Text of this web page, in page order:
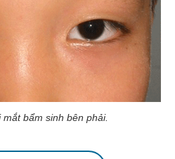
bẩm sinh bên phải.